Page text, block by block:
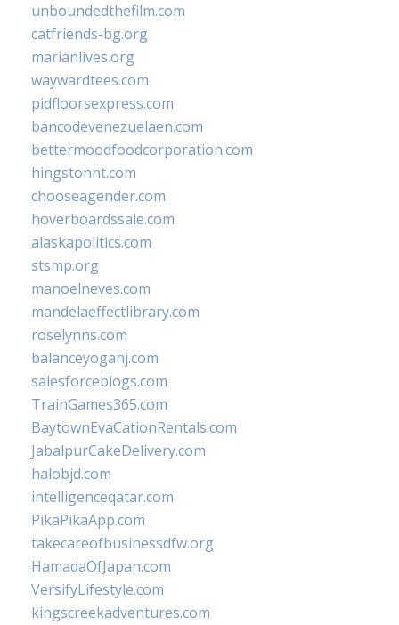
unboundedthefilm.com
catfriends-bg.org
marianlives.org
waywardtees.com
pidfloorsexpress.com
bancodevenezuelaen.com
bettermoodfoodcorporation.com
hingstonnt.com
chooseagender.com
hoverboardssale.com
alaskapolitics.com
stsmp.org
manoelneves.com
mandelaeffectlibrary.com
roselynns.com
balanceyoganj.com
salesforceblogs.com
TrainGames365.com
BaytownEvaCationRentals.com
JabalpurCakeDelivery.com
halobjd.com
intelligenceqatar.com
PikaPikaApp.com
takecareofbusinessdfw.org
HamadaOfJapan.com
VersifyLifestyle.com
kingscreekadventures.com